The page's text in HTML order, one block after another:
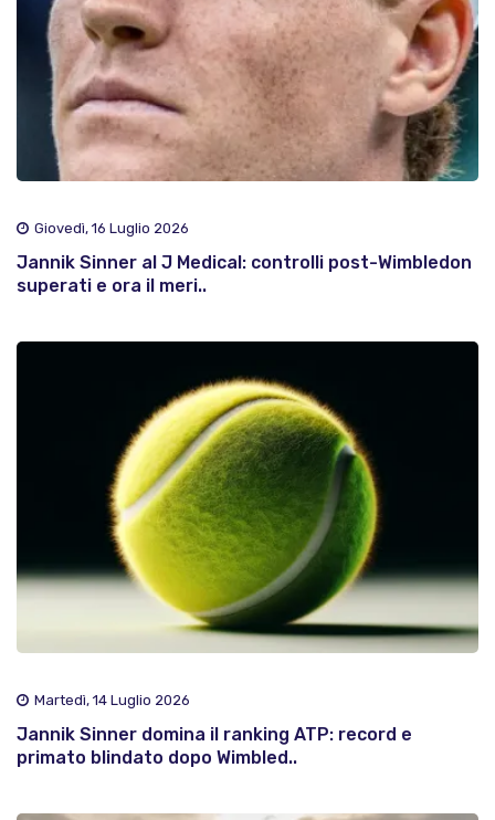
Giovedì, 16 Luglio 2026
Jannik Sinner al J Medical: controlli post-Wimbledon
superati e ora il meri..
Martedì, 14 Luglio 2026
Jannik Sinner domina il ranking ATP: record e
primato blindato dopo Wimbled..